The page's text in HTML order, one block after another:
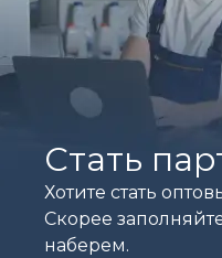
Стать
Хотите стать
Скорее
наберем.